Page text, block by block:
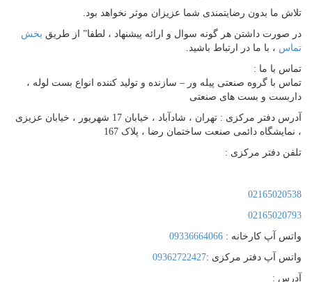
تلاش ما بدون رضایتمندی شما عزیزان موثر نخواهد بود.
در صورت داشتن هر گونه سوال و ارائه پیشنهاد ، لطفا” از طریق بخش
تماس ، با ما در ارتباط باشید.
تماس با ما :
تماس با گروه صنعتی پیله ور – سازنده و تولید کننده انواع بست لوله ،
داربست و بست های صنعتی
آدرس دفتر مرکزی : تهران ، شادآباد ، خیابان 17 شهریور ، خیابان عزیزی
، نمایشگاه دائمی صنعت ساختمان رضا ، پلاک 167
تلفن دفتر مرکزی :
02165020538
02165020793
واتس آپ کارخانه : 09336664066
واتس آپ دفتر مرکزی :09362722427
آدرس :